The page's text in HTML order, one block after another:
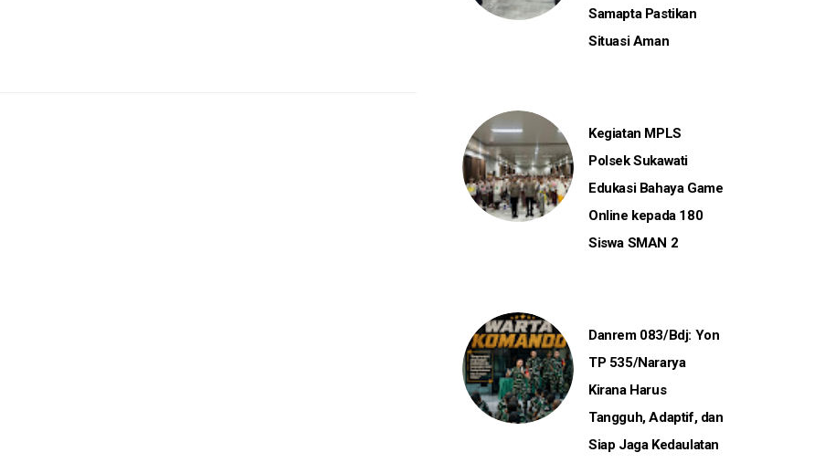
Samapta Pastikan
Situasi Aman
Kegiatan MPLS
Polsek Sukawati
Edukasi Bahaya Game
Online kepada 180
Siswa SMAN 2
Danrem 083/Bdj: Yon
TP 535/Nararya
Kirana Harus
Tangguh, Adaptif, dan
Siap Jaga Kedaulatan